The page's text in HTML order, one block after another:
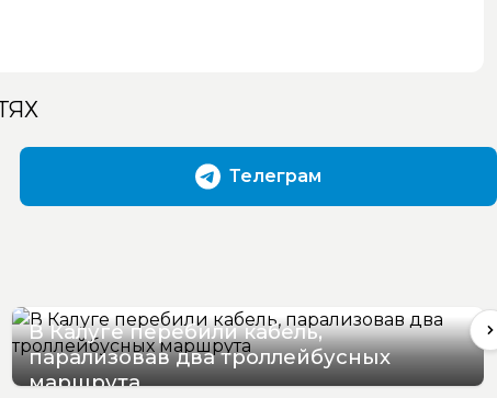
Телеграм
В Калуге перебили кабель,
парализовав два троллейбусных
маршрута